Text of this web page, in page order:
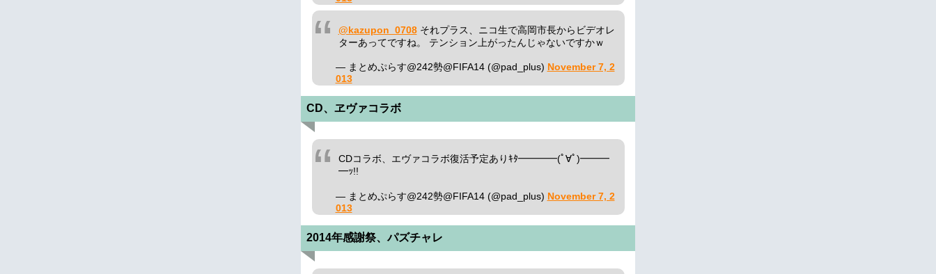
@kazupon_0708それプラス、ニコ生で高岡市長からビデオレ
ターあってですね。 テンション上がったんじゃないですかｗ
— まとめぷらす@242勢@FIFA14 (@pad_plus) November 7, 2
013
CD、ヱヴァコラボ
CDコラボ、エヴァコラボ復活予定ありｷﾀ━━━━(ﾟ∀ﾟ)━━━
━ｯ!!
— まとめぷらす@242勢@FIFA14 (@pad_plus) November 7, 2
013
2014年感謝祭、パズチャレ